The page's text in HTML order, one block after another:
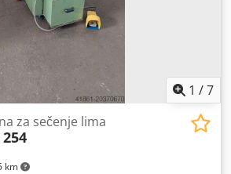
1 /7
km
za sečenje lima